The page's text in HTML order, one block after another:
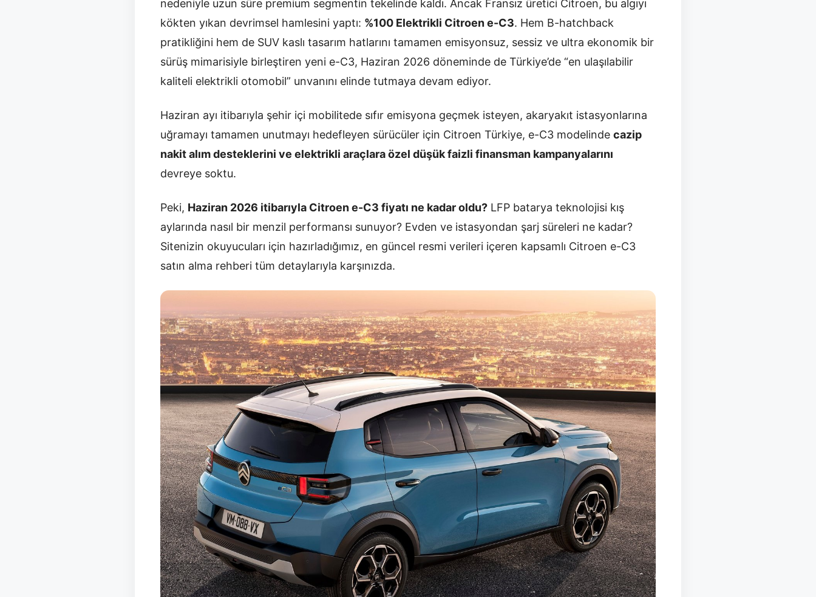
nedeniyle uzun süre premium segmentin tekelinde kaldı. Ancak Fransız üretici Citroen, bu algıyı
kökten yıkan devrimsel hamlesini yaptı: %100 Elektrikli Citroen e-C3. Hem B-hatchback
pratikliğini hem de SUV kaslı tasarım hatlarını tamamen emisyonsuz, sessiz ve ultra ekonomik bir
sürüş mimarisiyle birleştiren yeni e-C3, Haziran 2026 döneminde de Türkiye’de “en ulaşılabilir
kaliteli elektrikli otomobil” unvanını elinde tutmaya devam ediyor.
Haziran ayı itibarıyla şehir içi mobilitede sıfır emisyona geçmek isteyen, akaryakıt istasyonlarına
uğramayı tamamen unutmayı hedefleyen sürücüler için Citroen Türkiye, e-C3 modelinde cazip
nakit alım desteklerini ve elektrikli araçlara özel düşük faizli finansman kampanyalarını
devreye soktu.
Peki, Haziran 2026 itibarıyla Citroen e-C3 fiyatı ne kadar oldu? LFP batarya teknolojisi kış
aylarında nasıl bir menzil performansı sunuyor? Evden ve istasyondan şarj süreleri ne kadar?
Sitenizin okuyucuları için hazırladığımız, en güncel resmi verileri içeren kapsamlı Citroen e-C3
satın alma rehberi tüm detaylarıyla karşınızda.